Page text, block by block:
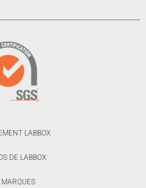
LABBOX
DE LABBOX
MARQUES